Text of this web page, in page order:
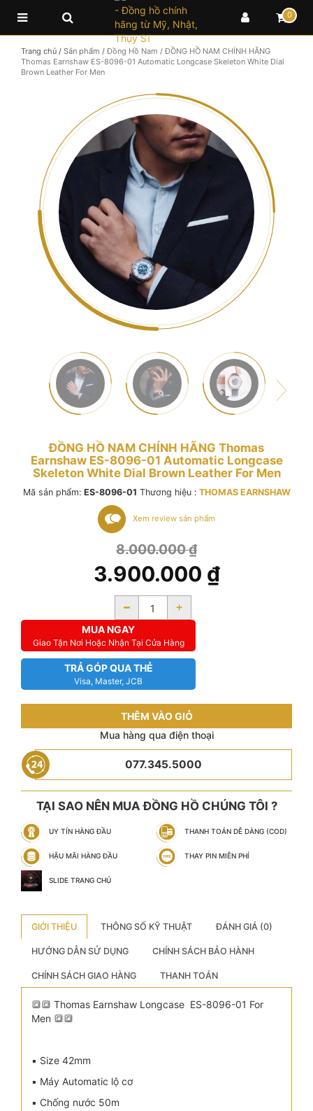
0
Trang chủ / Sản phẩm / Đồng Hồ Nam / ĐỒNG HỒ NAM CHÍNH HÃNG
Thomas Earnshaw ES-8096-01 Automatic Longcase Skeleton White Dial
Brown Leather For Men
ĐỒNG HỒ NAM CHÍNH HÃNG Thomas
Earnshaw ES-8096-01 Automatic Longcase
Skeleton White Dial Brown Leather For Men
Mã sản phẩm: ES-8096-01 Thương hiệu : THOMAS EARNSHAW
Xem review sản phẩm
8.000.000₫
3.900.000 ₫
- +
MUA NGAY
Giao Tận Nơi Hoặc Nhận Tại Cửa Hàng
TRẢ GÓP QUA THẺ
Visa, Master, JCB
THÊM VÀO GIỎ
Mua hàng qua điện thoại
077.345.5000
TẠI SAO NÊN MUA ĐỒNG HỒ CHÚNG TÔI ?
UY TÍN HÀNG ĐẦU THANH TOÁN DỄ DÀNG (COD)
HẬU MÃI HÀNG ĐẦU THAY PIN MIỄN PHÍ
SLIDE TRANG CHỦ
GIỚI THIỆU THÔNG SỐ KỸ THUẬT ĐÁNH GIÁ (0)
HƯỚNG DẪN SỬ DỤNG CHÍNH SÁCH BẢO HÀNH
CHÍNH SÁCH GIAO HÀNG THANH TOÁN
🔳🔳 Thomas Earnshaw Longcase ES-8096-01 For
Men 🔳🔳
▪️ Size 42mm
▪️ Máy Automatic lộ cơ
▪️ Chống nước 50m